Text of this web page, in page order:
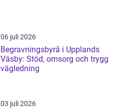
06 juli 2026
Begravningsbyrå i Upplands
Väsby: Stöd, omsorg och trygg
vägledning
03 juli 2026